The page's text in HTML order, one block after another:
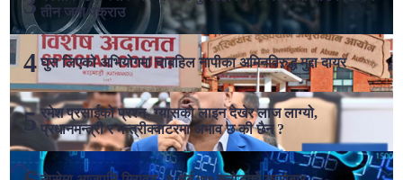
तीन जना पक्राउ
घुस लिएको अभियोगमा चाबहिल नापीका अमिनविरुद्ध मुद्दा दायर
रमेश प्रसाईको प्रश्न- ग्यासको लाइन देखेर लाज लाग्यो,
प्रधानमन्त्री र मन्त्रीक्वाटरमा अभाव छ की छैन ?